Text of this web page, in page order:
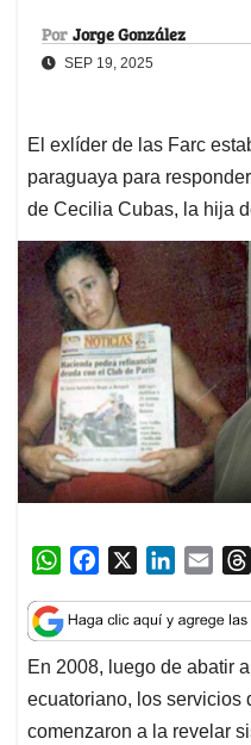
Por Jorge González
SEP 19, 2025
El exlíder de las Farc
paraguaya para
de Cecilia Cubas, la hija
W
a
t
s
A
p
c
e
b
o
o
n
k
e
d
I
a
i
l
En 2008, luego de abatir
ecuatoriano, los servicios
comenzaron a la revelar